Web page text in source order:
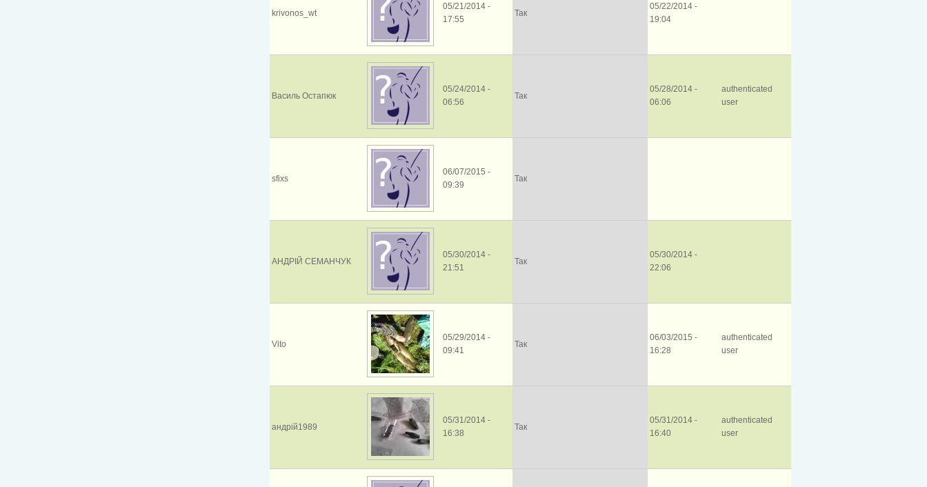
krivonos_wt
05/21/2014 -
17:55
Так
05/22/2014 -
19:04
Василь Остапюк
05/24/2014 -
06:56
Так
05/28/2014 -
06:06
authenticated
user
sfixs
06/07/2015 -
09:39
Так
АНДРІЙ СЕМАНЧУК
05/30/2014 -
21:51
Так
05/30/2014 -
22:06
Vito
05/29/2014 -
09:41
Так
06/03/2015 -
16:28
authenticated
user
андрій1989
05/31/2014 -
16:38
Так
05/31/2014 -
16:40
authenticated
user